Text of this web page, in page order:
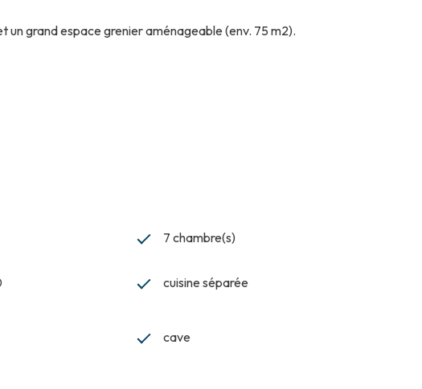
grand espace grenier aménageable (env. 75 m2).
7 chambre(s)
cuisine séparée
cave